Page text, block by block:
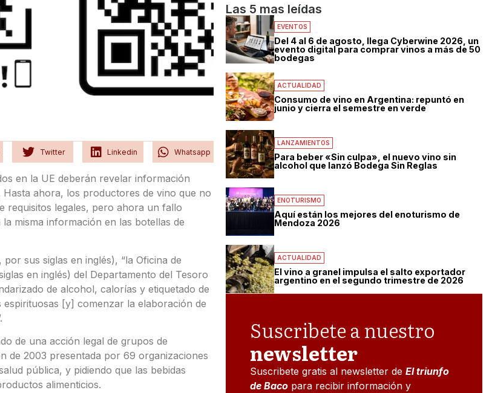
Twitter Linkedin Whatsapp
en la UE deberán revelar información
ahora, los productores de vino que no
requisitos legales, pero ahora un fallo
misma información en las botellas de
sus siglas en inglés), “la Oficina de
en inglés) del Departamento del Tesoro
de alcohol, calorías y etiquetado de
espirituosas [y] comenzar la elaboración de
de una acción legal de grupos de
de 2003 presentada por 69 organizaciones
pública, y pidiendo que las bebidas
alimenticios.
Las 5 mas leídas
EVENTOS
Del 4 al 6 de agosto, llega Cyberwine 2026, un
evento digital para comprar vinos a más de 50
bodegas
ACTUALIDAD
Consumo de vino en Argentina: repuntó en
junio y cierra el semestre en verde
LANZAMIENTOS
Para beber «Sin culpa», el nuevo vino sin
alcohol que lanzó Bodega Sin Reglas
ENOTURISMO
Aquí están los mejores del enoturismo de
Mendoza 2026
ACTUALIDAD
El vino a granel impulsa el salto exportador
argentino en el segundo trimestre de 2026
Suscribete a nuestro
newsletter
Suscribete gratis al newsletter deEl triunfo
de Baco para recibir información y